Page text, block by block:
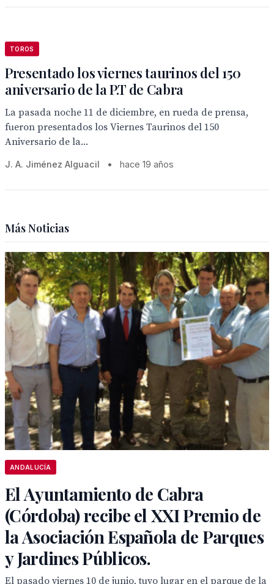
TOROS
Presentado los viernes taurinos del 150
aniversario de la P.T de Cabra
La pasada noche 11 de diciembre, en rueda de prensa,
fueron presentados los Viernes Taurinos del 150
Aniversario de la...
J. A. Jiménez Alguacil • hace 19 años
Más Noticias
ANDALUCÍA
El Ayuntamiento de Cabra
(Córdoba) recibe el XXI Premio de
la Asociación Española de Parques
y Jardines Públicos.
El pasado viernes 10 de junio, tuvo lugar en el parque de la